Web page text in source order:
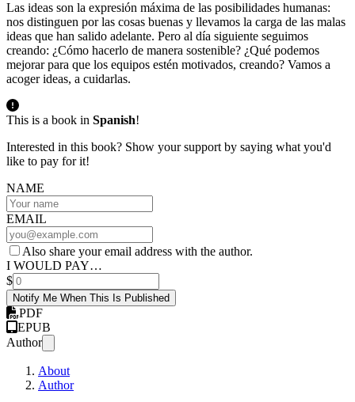
Las ideas son la expresión máxima de las posibilidades humanas:
nos distinguen por las cosas buenas y llevamos la carga de las malas
ideas que han salido adelante. Pero al día siguiente seguimos
creando: ¿Cómo hacerlo de manera sostenible? ¿Qué podemos
mejorar para que los equipos estén motivados, creando? Vamos a
acoger ideas, a cuidarlas.
This is a book in Spanish!
Interested in this book? Show your support by saying what you'd
like to pay for it!
NAME
EMAIL
Also share your email address with the author.
I WOULD PAY…
$
Notify Me When This Is Published
PDF
EPUB
Author
About
Author